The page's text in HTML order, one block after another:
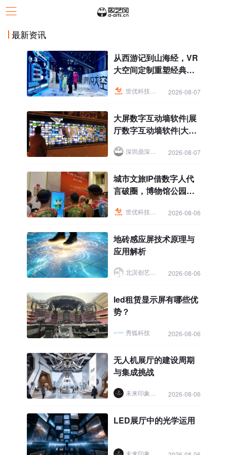
最新资讯
从西游记到山海经，VR
大空间定制重塑经典文
2026-08-07
大屏数字互动墙软件|展
厅数字互动墙软件|大屏
2026-08-07
城市文旅IP借数字人代
言破圈，博物馆公园景
2026-08-06
地砖感应屏技术原理与
应用解析
北溟创艺展示 2026-08-06
led租赁显示屏有哪些优
势？
秀狐科技 2026-08-06
无人机展厅的建设周期
与集成挑战
2026-08-06
LED展厅中的光学运用